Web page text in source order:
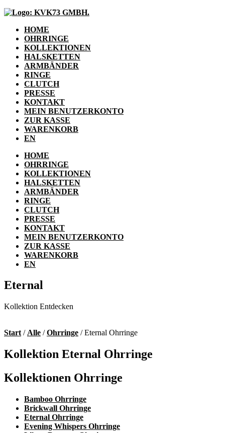
HOME
OHRRINGE
KOLLEKTIONEN
HALSKETTEN
ARMBÄNDER
RINGE
CLUTCH
PRESSE
KONTAKT
MEIN BENUTZERKONTO
ZUR KASSE
WARENKORB
EN
HOME
OHRRINGE
KOLLEKTIONEN
HALSKETTEN
ARMBÄNDER
RINGE
CLUTCH
PRESSE
KONTAKT
MEIN BENUTZERKONTO
ZUR KASSE
WARENKORB
EN
Eternal
Kollektion Entdecken
Start / Alle /Ohrringe / Eternal Ohrringe
Kollektion Eternal Ohrringe
Kollektionen Ohrringe
Bamboo Ohrringe
Brickwall Ohrringe
Eternal Ohrringe
Evening Whispers Ohrringe